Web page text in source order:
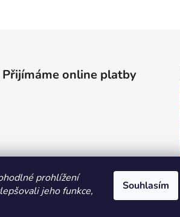
prohlížení
jeho funkce,
Souhlasím
Přijímáme online platby